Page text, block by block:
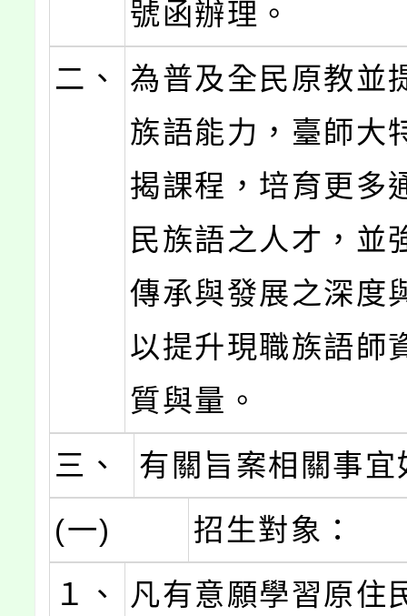
號函辦理。
二、
為普及全民原教並
族語能力，臺師大
揭課程，培育更多
民族語之人才，並
傳承與發展之深度
以提升現職族語師
質與量。
三、
有關旨案相關事宜
(一)
招生對象：
１、
凡有意願學習原住